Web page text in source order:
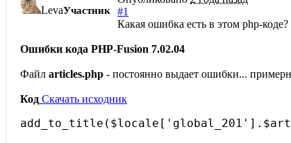
LevaУчастник
#1
Какая ошибка есть в этом php-коде?
Ошибки кода PHP-Fusion 7.02.04
Файл articles.php - постоянно выдает ошибки...
Код Скачать исходник